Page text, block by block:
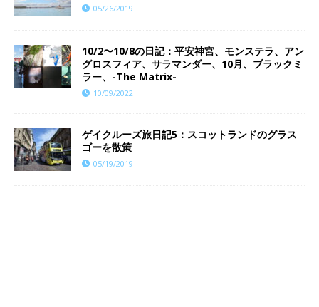
05/26/2019
10/2〜10/8の日記：平安神宮、モンステラ、アン
グロスフィア、サラマンダー、10月、ブラックミ
ラー、-The Matrix-
10/09/2022
ゲイクルーズ旅日記5：スコットランドのグラス
ゴーを散策
05/19/2019